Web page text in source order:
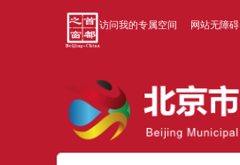
访问我的专属空间 网站无障碍